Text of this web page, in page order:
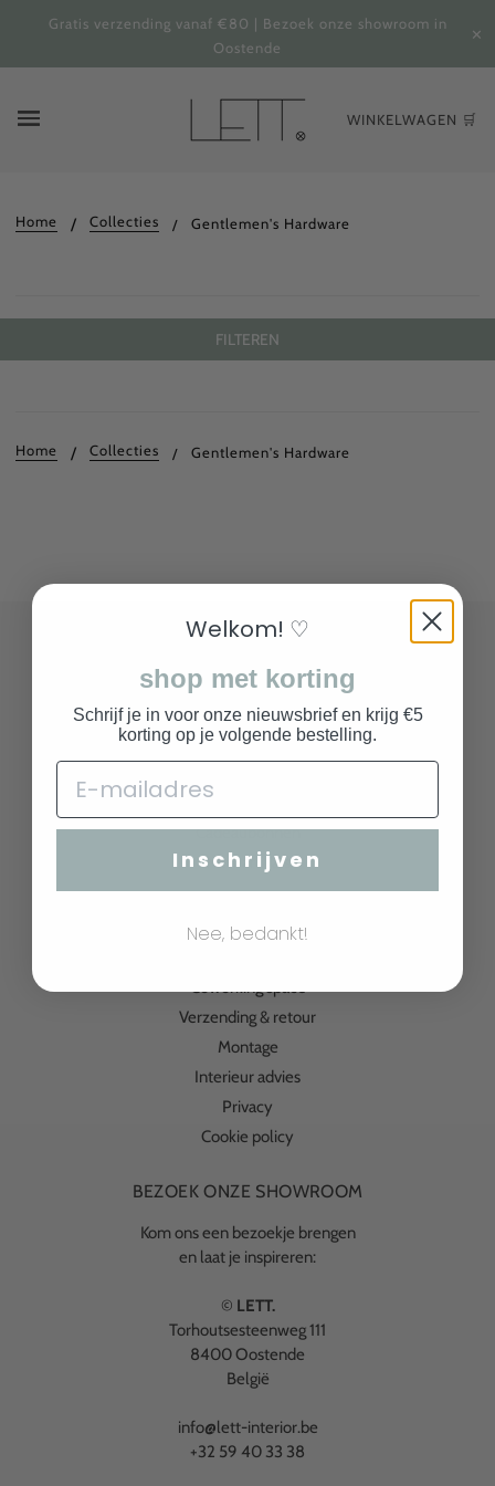
Gratis verzending vanaf €80 | Bezoek onze showroom in
Oostende
✕
WINKELWAGEN 🛒
Home Collecties Gentlemen's Hardware
FILTEREN
Home Collecties Gentlemen's Hardware
COLLECTIE
Zoeken
Meubelen
Verlichting
Cadeaubonnen
New arrivals
Coworking space
Verzending & retour
Montage
Interieur advies
Privacy
Cookie policy
BEZOEK ONZE SHOWROOM
Kom ons een bezoekje brengen
en laat je inspireren:
© LETT.
Torhoutsesteenweg 111
8400 Oostende
België
info@lett-interior.be
+32 59 40 33 38
Welkom! ♡
shop met korting
Schrijf je in voor onze nieuwsbrief en krijg €5
korting op je volgende bestelling.
Inschrijven
Nee, bedankt!